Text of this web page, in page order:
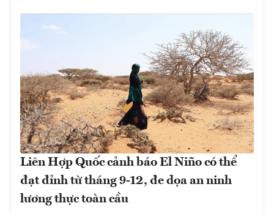
Liên Hợp Quốc cảnh báo El Niño có thể
đạt đỉnh từ tháng 9-12, đe dọa an ninh
lương thực toàn cầu